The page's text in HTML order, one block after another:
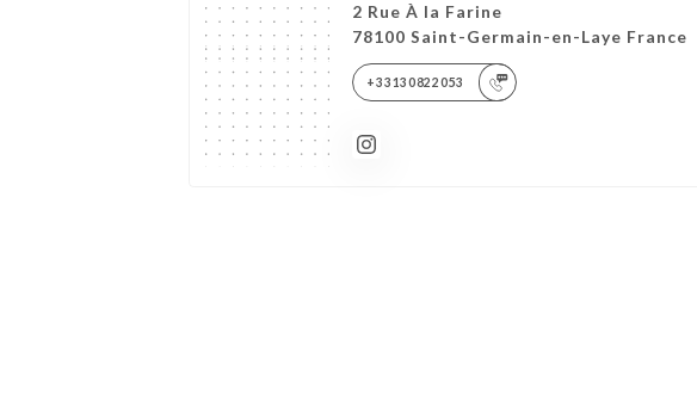
2 Rue À la Farine
78100 Saint-Germain-en-Laye France
+33130822053